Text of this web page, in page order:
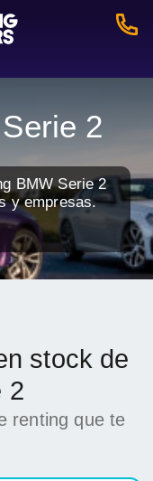
2
BMW Serie 2
y empresas.
stock de
2
renting que te